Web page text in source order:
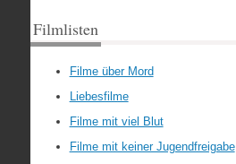
Filmlisten
Filme über Mord
Liebesfilme
Filme mit viel Blut
Filme mit keiner Jugendfreigabe